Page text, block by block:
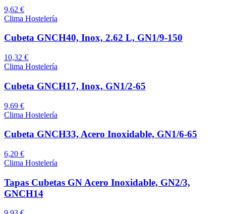
9,62 €
Clima Hostelería
Cubeta GNCH40, Inox, 2.62 L, GN1/9-150
10,32 €
Clima Hostelería
Cubeta GNCH17, Inox, GN1/2-65
9,69 €
Clima Hostelería
Cubeta GNCH33, Acero Inoxidable, GN1/6-65
6,20 €
Clima Hostelería
Tapas Cubetas GN Acero Inoxidable, GN2/3,
GNCH14